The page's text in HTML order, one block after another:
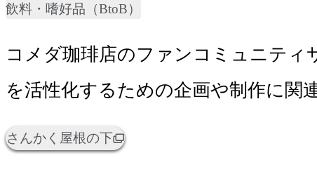
飲料・嗜好品（BtoB）
コメダ珈琲店のファンコミュニティ
を活性化するための企画や制作に関
さんかく屋根の下